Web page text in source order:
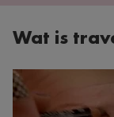
Wat is